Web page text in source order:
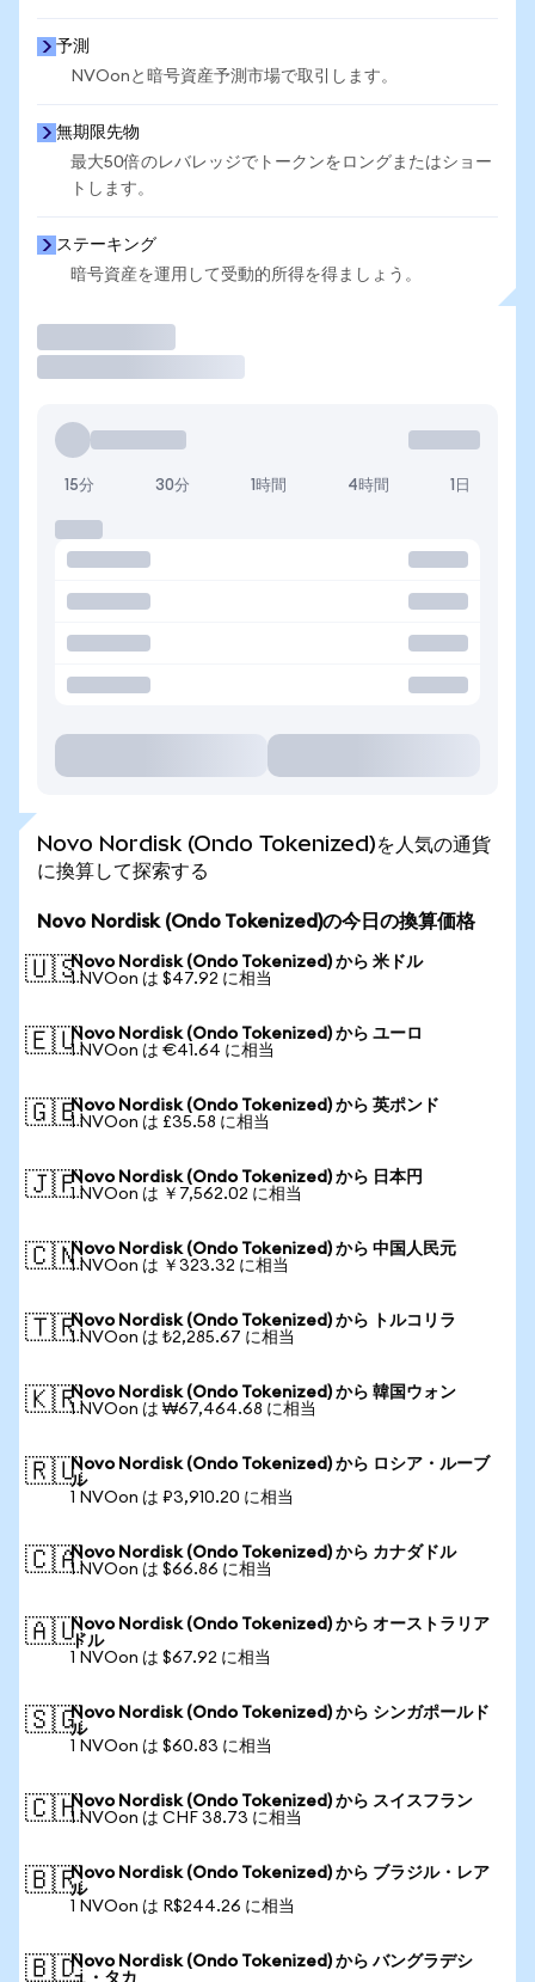
予測
NVOonと暗号資産予測市場で取引します。
無期限先物
最大50倍のレバレッジでトークンをロングまたはショー
トします。
ステーキング
暗号資産を運用して受動的所得を得ましょう。
15分 30分 1時間 4時間 1日
Novo Nordisk (Ondo Tokenized)を人気の通貨
に換算して探索する
Novo Nordisk (Ondo Tokenized)の今日の換算価格
🇺🇸Novo Nordisk (Ondo Tokenized) から 米ドル
1 NVOon は $47.92 に相当
🇪🇺Novo Nordisk (Ondo Tokenized) から ユーロ
1 NVOon は €41.64 に相当
🇬🇧Novo Nordisk (Ondo Tokenized) から 英ポンド
1 NVOon は £35.58 に相当
🇯🇵Novo Nordisk (Ondo Tokenized) から 日本円
1 NVOon は ￥7,562.02 に相当
🇨🇳Novo Nordisk (Ondo Tokenized) から 中国人民元
1 NVOon は ￥323.32 に相当
🇹🇷Novo Nordisk (Ondo Tokenized) から トルコリラ
1 NVOon は ₺2,285.67 に相当
🇰🇷Novo Nordisk (Ondo Tokenized) から 韓国ウォン
1 NVOon は ₩67,464.68 に相当
🇷🇺Novo Nordisk (Ondo Tokenized) から ロシア・ルーブ
ル
1 NVOon は ₽3,910.20 に相当
🇨🇦Novo Nordisk (Ondo Tokenized) から カナダドル
1 NVOon は $66.86 に相当
🇦🇺Novo Nordisk (Ondo Tokenized) から オーストラリア
ドル
1 NVOon は $67.92 に相当
🇸🇬Novo Nordisk (Ondo Tokenized) から シンガポールド
ル
1 NVOon は $60.83 に相当
🇨🇭Novo Nordisk (Ondo Tokenized) から スイスフラン
1 NVOon は CHF 38.73 に相当
🇧🇷Novo Nordisk (Ondo Tokenized) から ブラジル・レア
ル
1 NVOon は R$244.26 に相当
🇧🇩Novo Nordisk (Ondo Tokenized) から バングラデシ
ュ・タカ